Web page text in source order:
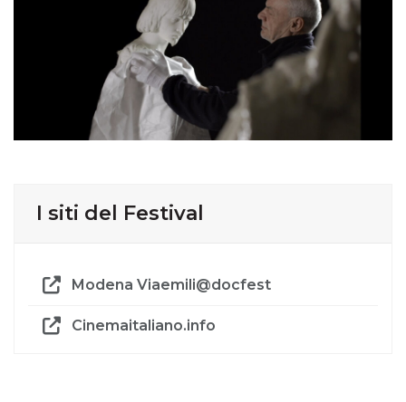
I siti del Festival
Modena Viaemili@docfest
Cinemaitaliano.info